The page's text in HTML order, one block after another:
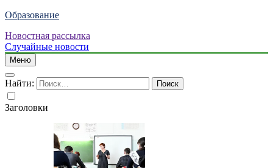
Образование
Новостная рассылка
Случайные новости
Меню
Найти:
Заголовки